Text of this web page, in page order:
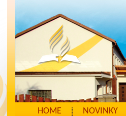
HOME NOVINKY